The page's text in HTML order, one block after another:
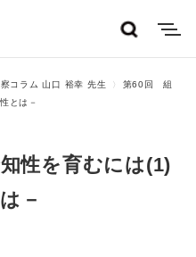
コラム 山口 裕幸 先生
第60回 組
とは－
性を育むには(1)
－